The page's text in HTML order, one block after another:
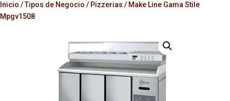
Inicio /Tipos de Negocio / Pizzerias / Make Line Gama Stile
Mpgv1508